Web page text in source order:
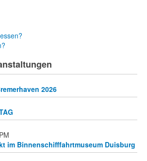
2026
im Binnenschifffahrtmuseum Duisburg